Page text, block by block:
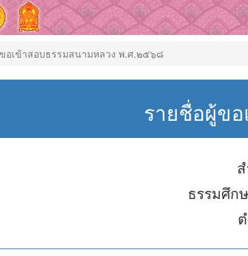
อเข้าสอบธรรมสนามหลวง พ.ศ.๒๕๖๘
รายชื่อผู้ข
ธรรมศึก